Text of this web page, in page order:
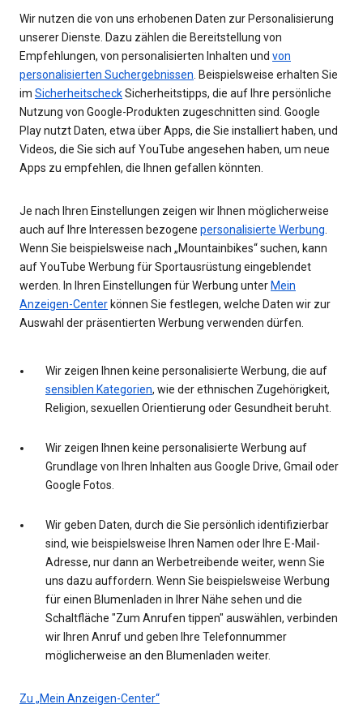
Wir nutzen die von uns erhobenen Daten zur Personalisierung
unserer Dienste. Dazu zählen die Bereitstellung von
Empfehlungen, von personalisierten Inhalten und von
personalisierten Suchergebnissen . Beispielsweise erhalten Sie
im SicherheitscheckSicherheitstipps, die auf Ihre persönliche
Nutzung von Google-Produkten zugeschnitten sind. Google
Play nutzt Daten, etwa über Apps, die Sie installiert haben, und
Videos, die Sie sich auf YouTube angesehen haben, um neue
Apps zu empfehlen, die Ihnen gefallen könnten.
Je nach Ihren Einstellungen zeigen wir Ihnen möglicherweise
auch auf Ihre Interessen bezogene personalisierte Werbung
Wenn Sie beispielsweise nach „Mountainbikes“ suchen, kann
auf YouTube Werbung für Sportausrüstung eingeblendet
werden. In Ihren Einstellungen für Werbung unter Mein
Anzeigen-Center können Sie festlegen, welche Daten wir zur
Auswahl der präsentierten Werbung verwenden dürfen.
Wir zeigen Ihnen keine personalisierte Werbung, die auf
sensiblen Kategorien, wie der ethnischen Zugehörigkeit,
Religion, sexuellen Orientierung oder Gesundheit beruht.
Wir zeigen Ihnen keine personalisierte Werbung auf
Grundlage von Ihren Inhalten aus Google Drive, Gmail oder
Google Fotos.
Wir geben Daten, durch die Sie persönlich identifizierbar
sind, wie beispielsweise Ihren Namen oder Ihre E-Mail-
Adresse, nur dann an Werbetreibende weiter, wenn Sie
uns dazu auffordern. Wenn Sie beispielsweise Werbung
für einen Blumenladen in Ihrer Nähe sehen und die
Schaltfläche "Zum Anrufen tippen" auswählen, verbinden
wir Ihren Anruf und geben Ihre Telefonnummer
möglicherweise an den Blumenladen weiter.
Zu „Mein Anzeigen-Center“